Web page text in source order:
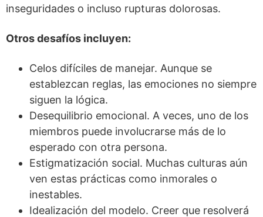
inseguridades o incluso rupturas dolorosas.
Otros desafíos incluyen:
Celos difíciles de manejar. Aunque se
establezcan reglas, las emociones no siempre
siguen la lógica.
Desequilibrio emocional. A veces, uno de los
miembros puede involucrarse más de lo
esperado con otra persona.
Estigmatización social. Muchas culturas aún
ven estas prácticas como inmorales o
inestables.
Idealización del modelo. Creer que resolverá